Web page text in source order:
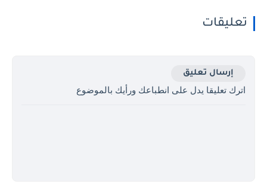
تعليقات
إرسال تعليق
اترك تعليقا يدل على انطباعك ورأيك بالموضوع